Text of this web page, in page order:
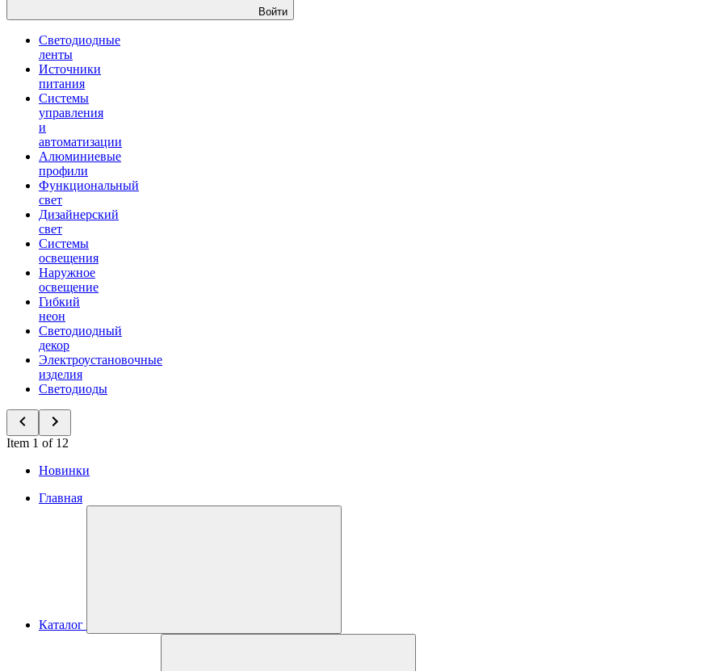
Войти
Светодиодные
ленты
Источники
питания
Системы
управления
и
автоматизации
Алюминиевые
профили
Функциональный
свет
Дизайнерский
свет
Системы
освещения
Наружное
освещение
Гибкий
неон
Светодиодный
декор
Электроустановочные
изделия
Светодиоды
Item 1 of 12
Новинки
Главная
Каталог